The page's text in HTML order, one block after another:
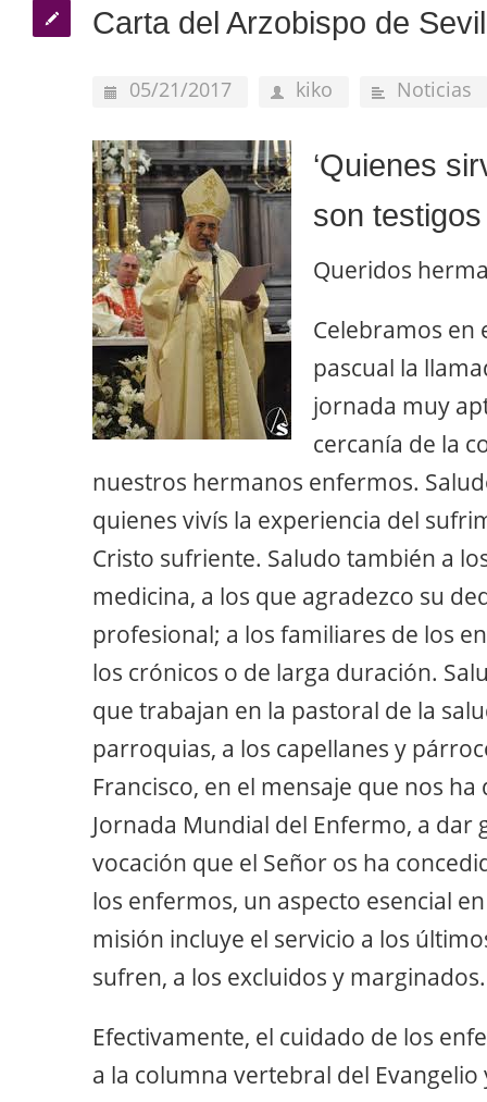
Carta del Arzobispo de
05/21/2017 kiko Noticias
‘Quienes
son
Queridos
Celebramos en
pascual la
jornada muy
cercanía de la
nuestros hermanos enfermos.
quienes vivís la experiencia del
Cristo sufriente. Saludo también a
medicina, a los que agradezco su
profesional; a los familiares de los
los crónicos o de larga duración.
que trabajan en la pastoral de la
parroquias, a los capellanes y
Francisco, en el mensaje que nos
Jornada Mundial del Enfermo, a dar
vocación que el Señor os ha
los enfermos, un aspecto esencial
misión incluye el servicio a los
sufren, a los excluidos y marginados.
Efectivamente, el cuidado de los
a la columna vertebral del